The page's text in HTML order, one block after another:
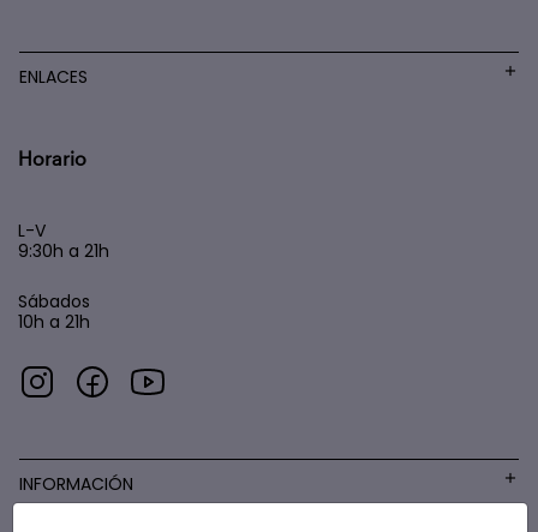
ENLACES
Horario
L-V
9:30h a 21h
Sábados
10h a 21h
INFORMACIÓN